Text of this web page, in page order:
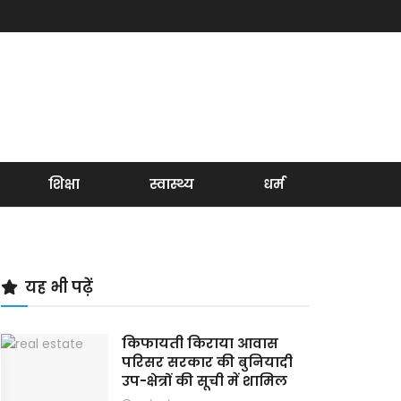
शिक्षा स्वास्थ्य धर्म
यह भी पढ़ें
किफायती किराया आवास
परिसर सरकार की बुनियादी
उप-क्षेत्रों की सूची में शामिल